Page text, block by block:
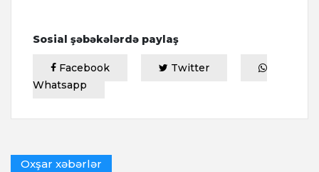
Sosial şəbəkələrdə paylaş
Facebook
Twitter
Whatsapp
Oxşar xəbərlər